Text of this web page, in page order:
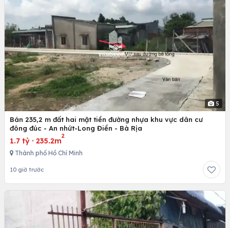
5
Bán 235,2 m đất hai mặt tiền đường nhựa khu vực dân cư
đông đúc - An nhứt-Long Điền - Bà Rịa
1.7 tỷ · 235.2m
2
Thành phố Hồ Chí Minh
10 giờ trước